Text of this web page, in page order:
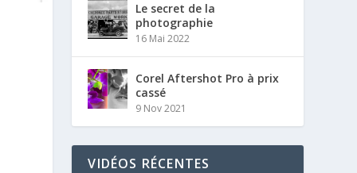
Le secret de la
photographie
16 Mai 2022
Corel Aftershot Pro à prix
cassé
9 Nov 2021
VIDÉOS RÉCENTES